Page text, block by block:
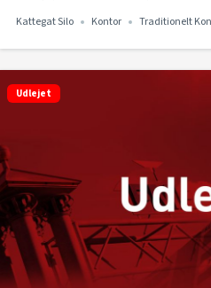
Kattegat Silo
Kontor Traditionelt
Udlejet